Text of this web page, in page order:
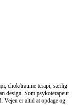
chok/traume terapi, særlig
design. Som psykoterapeut
Vejen er altid at opdage og